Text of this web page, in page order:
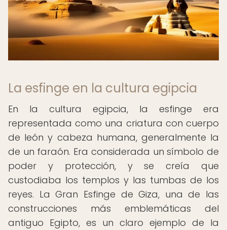
La esfinge en la cultura egipcia
En la cultura egipcia, la esfinge era
representada como una criatura con cuerpo
de león y cabeza humana, generalmente la
de un faraón. Era considerada un símbolo de
poder y protección, y se creía que
custodiaba los templos y las tumbas de los
reyes. La Gran Esfinge de Giza, una de las
construcciones más emblemáticas del
antiguo Egipto, es un claro ejemplo de la